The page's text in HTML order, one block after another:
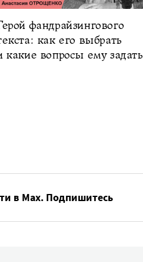
фандрайзингового
как его выбрать
какие вопросы ему задать
в Max. Подпишитесь